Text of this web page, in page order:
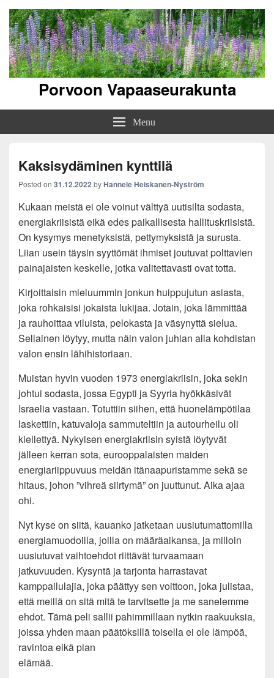
Porvoon Vapaaseurakunta
Menu
Kaksisydäminen kynttilä
Posted on 31.12.2022 byHannele Heiskanen-Nyström
Kukaan meistä ei ole voinut välttyä uutisilta sodasta,
energiakriisistä eikä edes paikallisesta hallituskriisistä.
On kysymys menetyksistä, pettymyksistä ja surusta.
Liian usein täysin syyttömät ihmiset joutuvat polttavien
painajaisten keskelle, jotka valitettavasti ovat totta.
Kirjoittaisin mieluummin jonkun huippujutun asiasta,
joka rohkaisisi jokaista lukijaa. Jotain, joka lämmittää
ja rauhoittaa viluista, pelokasta ja väsynyttä sielua.
Sellainen löytyy, mutta näin valon juhlan alla kohdistan
valon ensin lähihistoriaan.
Muistan hyvin vuoden 1973 energiakriisin, joka sekin
johtui sodasta, jossa Egypti ja Syyria hyökkäsivät
Israelia vastaan. Totuttiin siihen, että huonelämpötilaa
laskettiin, katuvaloja sammuteltiin ja autourheilu oli
kiellettyä. Nykyisen energiakriisin syistä löytyvät
jälleen kerran sota, eurooppalaisten maiden
energiariippuvuus meidän itänaapuristamme sekä se
hitaus, johon ”vihreä siirtymä” on juuttunut. Aika ajaa
ohi.
Nyt kyse on siitä, kauanko jatketaan uusiutumattomilla
energiamuodoilla, joilla on määräaikansa, ja milloin
uusiutuvat vaihtoehdot riittävät turvaamaan
jatkuvuuden. Kysyntä ja tarjonta harrastavat
kamppailulajia, joka päättyy sen voittoon, joka julistaa,
että meillä on sitä mitä te tarvitsette ja me sanelemme
ehdot. Tämä peli sallii pahimmillaan nytkin raakuuksia,
joissa yhden maan päätöksillä toisella ei ole lämpöä,
ravintoa eikä pian
elämää.